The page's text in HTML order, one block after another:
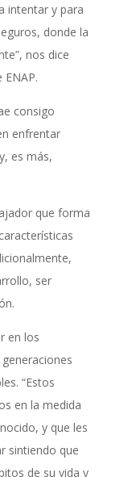
intentar y para
donde la
nos dice
consigo
enfrentar
es más,
que forma
ser
en los
“Estos
en la medida
y que les
sintiendo que
de su vida y